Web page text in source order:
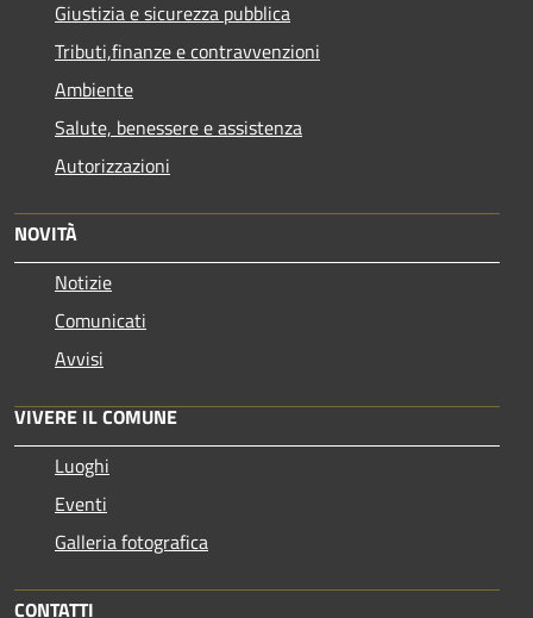
Giustizia e sicurezza pubblica
Tributi,finanze e contravvenzioni
Ambiente
Salute, benessere e assistenza
Autorizzazioni
NOVITÀ
Notizie
Comunicati
Avvisi
VIVERE IL COMUNE
Luoghi
Eventi
Galleria fotografica
CONTATTI